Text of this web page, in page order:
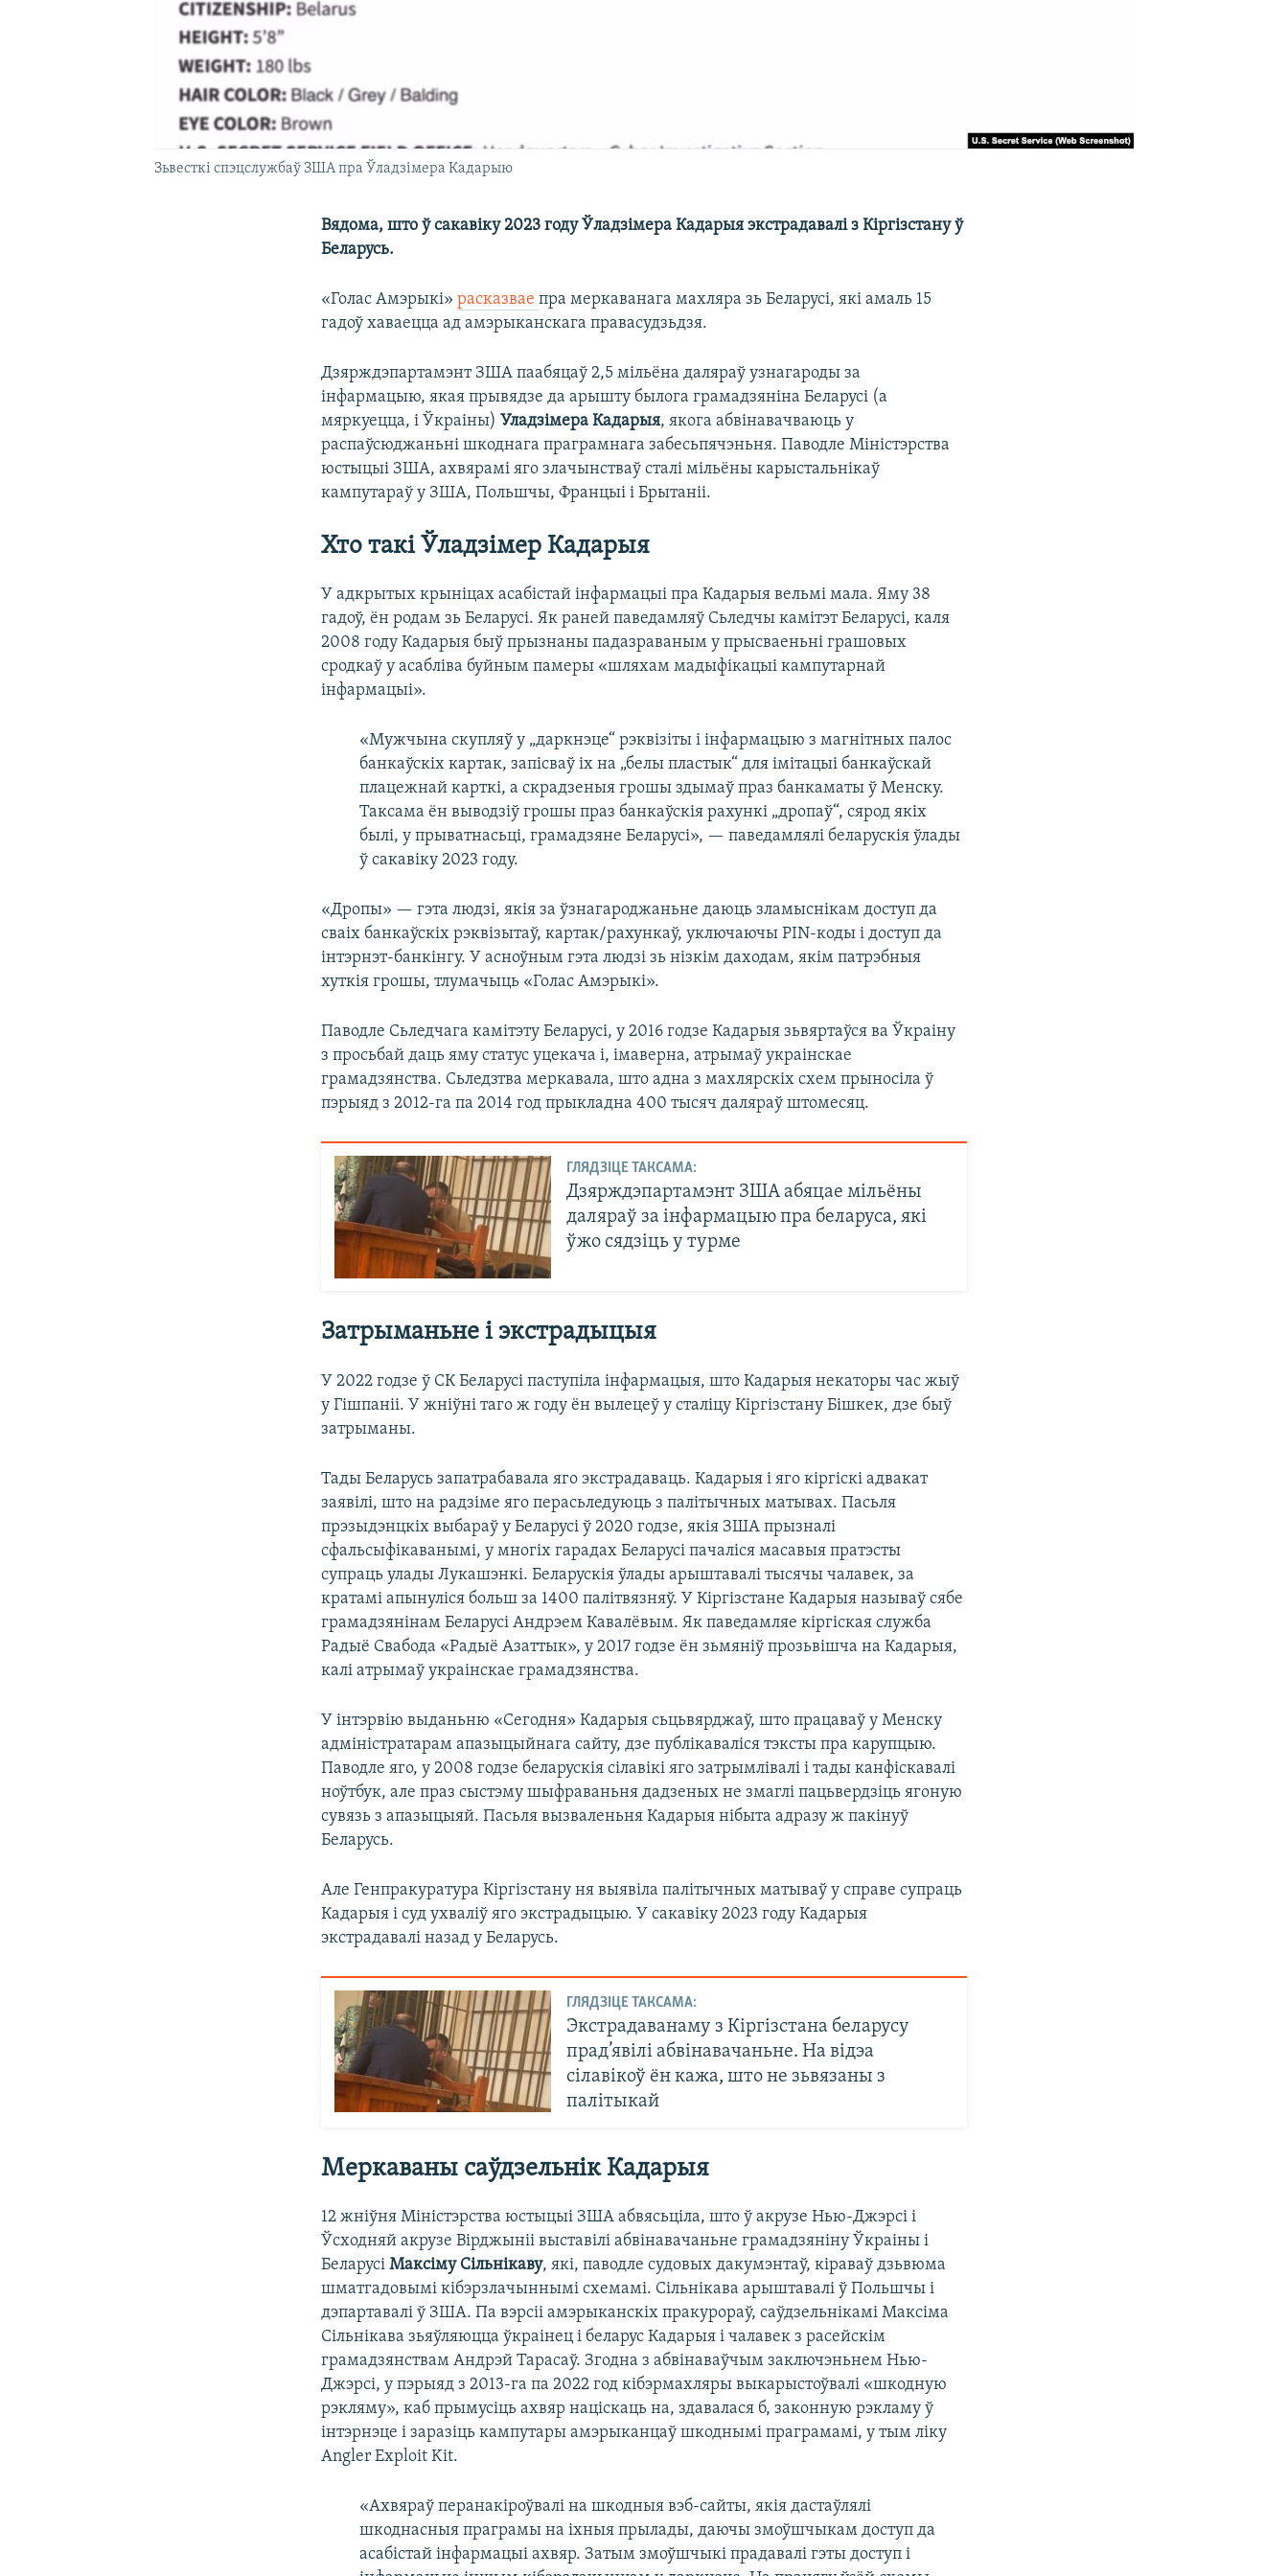
Зьвесткі спэцслужбаў ЗША пра Ўладзімера Кадарыю
Вядома, што ў сакавіку 2023 году Ўладзімера Кадарыя экстрадавалі з Кіргізстану ў
Беларусь.
«Голас Амэрыкі»расказваепра меркаванага махляра зь Беларусі, які амаль 15
гадоў хаваецца ад амэрыканскага правасудзьдзя.
Дзярждэпартамэнт ЗША паабяцаў 2,5 мільёна даляраў узнагароды за
інфармацыю, якая прывядзе да арышту былога грамадзяніна Беларусі (а
мяркуецца, і Ўкраіны)Уладзімера Кадарыя, якога абвінавачваюць у
распаўсюджаньні шкоднага праграмнага забесьпячэньня. Паводле Міністэрства
юстыцыі ЗША, ахвярамі яго злачынстваў сталі мільёны карыстальнікаў
кампутараў у ЗША, Польшчы, Францыі і Брытаніі.
Хто такі Ўладзімер Кадарыя
У адкрытых крыніцах асабістай інфармацыі пра Кадарыя вельмі мала. Яму 38
гадоў, ён родам зь Беларусі. Як раней паведамляў Сьледчы камітэт Беларусі, каля
2008 году Кадарыя быў прызнаны падазраваным у прысваеньні грашовых
сродкаў у асабліва буйным памеры «шляхам мадыфікацыі кампутарнай
інфармацыі».
«Мужчына скупляў у „даркнэце“ рэквізіты і інфармацыю з магнітных палос
банкаўскіх картак, запісваў іх на „белы пластык“ для імітацыі банкаўскай
плацежнай карткі, а скрадзеныя грошы здымаў праз банкаматы ў Менску.
Таксама ён выводзіў грошы праз банкаўскія рахункі „дропаў“, сярод якіх
былі, у прыватнасьці, грамадзяне Беларусі», — паведамлялі беларускія ўлады
ў сакавіку 2023 году.
«Дропы» — гэта людзі, якія за ўзнагароджаньне даюць зламыснікам доступ да
сваіх банкаўскіх рэквізытаў, картак/рахункаў, уключаючы PIN-коды і доступ да
інтэрнэт-банкінгу. У асноўным гэта людзі зь нізкім даходам, якім патрэбныя
хуткія грошы, тлумачыць «Голас Амэрыкі».
Паводле Сьледчага камітэту Беларусі, у 2016 годзе Кадарыя зьвяртаўся ва Ўкраіну
з просьбай даць яму статус уцекача і, імаверна, атрымаў украінскае
грамадзянства. Сьледзтва меркавала, што адна з махлярскіх схем прыносіла ў
пэрыяд з 2012-га па 2014 год прыкладна 400 тысяч даляраў штомесяц.
ГЛЯДЗІЦЕ ТАКСАМА:
Дзярждэпартамэнт ЗША абяцае мільёны
даляраў за інфармацыю пра беларуса, які
ўжо сядзіць у турме
Затрыманьне і экстрадыцыя
У 2022 годзе ў СК Беларусі паступіла інфармацыя, што Кадарыя некаторы час жыў
у Гішпаніі. У жніўні таго ж году ён вылецеў у сталіцу Кіргізстану Бішкек, дзе быў
затрыманы.
Тады Беларусь запатрабавала яго экстрадаваць. Кадарыя і яго кіргіскі адвакат
заявілі, што на радзіме яго перасьледуюць з палітычных матывах. Пасьля
прэзыдэнцкіх выбараў у Беларусі ў 2020 годзе, якія ЗША прызналі
сфальсыфікаванымі, у многіх гарадах Беларусі пачаліся масавыя пратэсты
супраць улады Лукашэнкі. Беларускія ўлады арыштавалі тысячы чалавек, за
кратамі апынуліся больш за 1400 палітвязняў. У Кіргізстане Кадарыя называў сябе
грамадзянінам Беларусі Андрэем Кавалёвым. Як паведамляе кіргіская служба
Радыё Свабода «Радыё Азаттык», у 2017 годзе ён зьмяніў прозьвішча на Кадарыя,
калі атрымаў украінскае грамадзянства.
У інтэрвію выданьню «Сегодня» Кадарыя сьцьвярджаў, што працаваў у Менску
адміністратарам апазыцыйнага сайту, дзе публікаваліся тэксты пра карупцыю.
Паводле яго, у 2008 годзе беларускія сілавікі яго затрымлівалі і тады канфіскавалі
ноўтбук, але праз сыстэму шыфраваньня дадзеных не змаглі пацьвердзіць ягоную
сувязь з апазыцыяй. Пасьля вызваленьня Кадарыя нібыта адразу ж пакінуў
Беларусь.
Але Генпракуратура Кіргізстану ня выявіла палітычных матываў у справе супраць
Кадарыя і суд ухваліў яго экстрадыцыю. У сакавіку 2023 году Кадарыя
экстрадавалі назад у Беларусь.
ГЛЯДЗІЦЕ ТАКСАМА:
Экстрадаванаму з Кіргізстана беларусу
прад’явілі абвінавачаньне. На відэа
сілавікоў ён кажа, што не зьвязаны з
палітыкай
Меркаваны саўдзельнік Кадарыя
12 жніўня Міністэрства юстыцыі ЗША абвясьціла, што ў акрузе Нью-Джэрсі і
Ўсходняй акрузе Вірджыніі выставілі абвінавачаньне грамадзяніну Ўкраіны і
Беларусі Максіму Сільнікаву, які, паводле судовых дакумэнтаў, кіраваў дзьвюма
шматгадовымі кібэрзлачыннымі схемамі. Сільнікава арыштавалі ў Польшчы і
дэпартавалі ў ЗША. Па вэрсіі амэрыканскіх пракурораў, саўдзельнікамі Максіма
Сільнікава зьяўляюцца ўкраінец і беларус Кадарыя і чалавек з расейскім
грамадзянствам Андрэй Тарасаў. Згодна з абвінаваўчым заключэньнем Нью-
Джэрсі, у пэрыяд з 2013-га па 2022 год кібэрмахляры выкарыстоўвалі «шкодную
рэкляму», каб прымусіць ахвяр націскаць на, здавалася б, законную рэкламу ў
інтэрнэце і заразіць кампутары амэрыканцаў шкоднымі праграмамі, у тым ліку
Angler Exploit Kit.
«Ахвяраў перанакіроўвалі на шкодныя вэб-сайты, якія дастаўлялі
шкоднасныя праграмы на іхныя прылады, даючы змоўшчыкам доступ да
асабістай інфармацыі ахвяр. Затым змоўшчыкі прадавалі гэты доступ і